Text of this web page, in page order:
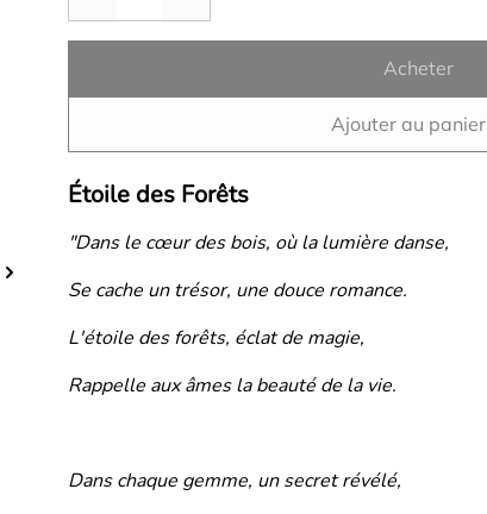
Acheter
Ajouter au panier
Étoile des Forêts
"Dans le cœur des bois, où la lumière danse,
Se cache un trésor, une douce romance.
L'étoile des forêts, éclat de magie,
Rappelle aux âmes la beauté de la vie.
Dans chaque gemme, un secret révélé,